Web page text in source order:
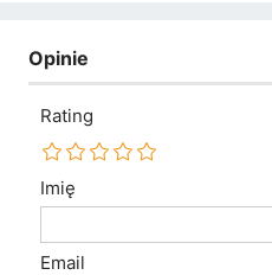
Opinie
Rating
Imię
Email